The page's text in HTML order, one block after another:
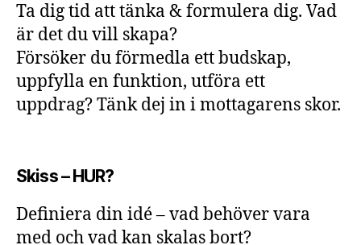
Ta dig tid att tänka & formulera dig. Vad
är det du vill skapa?
Försöker du förmedla ett budskap,
uppfylla en funktion, utföra ett
uppdrag? Tänk dej in i mottagarens skor.
Skiss – HUR?
Definiera din idé – vad behöver vara
med och vad kan skalas bort?